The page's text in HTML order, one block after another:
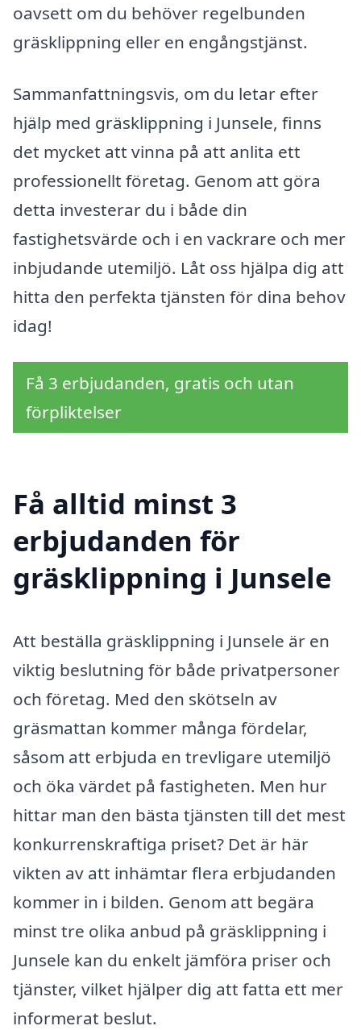
oavsett om du behöver regelbunden
gräsklippning eller en engångstjänst.
Sammanfattningsvis, om du letar efter
hjälp med gräsklippning i Junsele, finns
det mycket att vinna på att anlita ett
professionellt företag. Genom att göra
detta investerar du i både din
fastighetsvärde och i en vackrare och mer
inbjudande utemiljö. Låt oss hjälpa dig att
hitta den perfekta tjänsten för dina behov
idag!
Få 3 erbjudanden, gratis och utan
förpliktelser
Få alltid minst 3
erbjudanden för
gräsklippning i Junsele
Att beställa gräsklippning i Junsele är en
viktig beslutning för både privatpersoner
och företag. Med den skötseln av
gräsmattan kommer många fördelar,
såsom att erbjuda en trevligare utemiljö
och öka värdet på fastigheten. Men hur
hittar man den bästa tjänsten till det mest
konkurrenskraftiga priset? Det är här
vikten av att inhämtar flera erbjudanden
kommer in i bilden. Genom att begära
minst tre olika anbud på gräsklippning i
Junsele kan du enkelt jämföra priser och
tjänster, vilket hjälper dig att fatta ett mer
informerat beslut.